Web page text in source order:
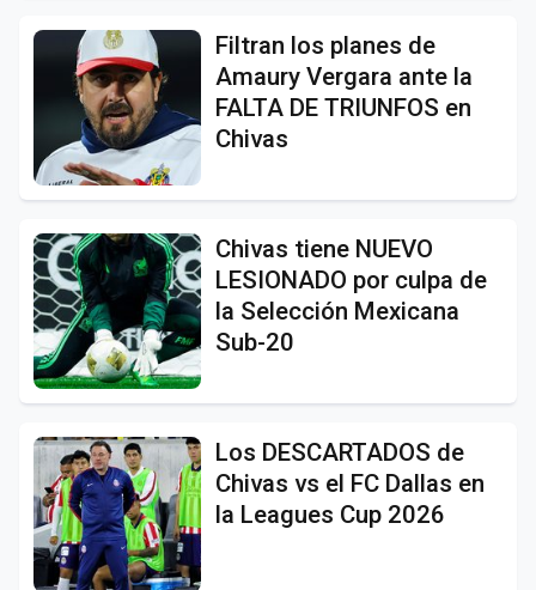
Filtran los planes de
Amaury Vergara ante la
FALTA DE TRIUNFOS en
Chivas
Chivas tiene NUEVO
LESIONADO por culpa de
la Selección Mexicana
Sub-20
Los DESCARTADOS de
Chivas vs el FC Dallas en
la Leagues Cup 2026